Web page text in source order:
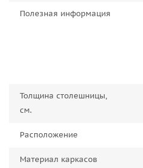
Полезная информация
Толщина столешницы,
см.
Расположение
Материал каркасов